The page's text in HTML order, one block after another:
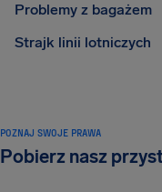
Problemy z bagażem
Strajk linii lotniczych
POZNAJ SWOJE PRAWA
Pobierz nasz